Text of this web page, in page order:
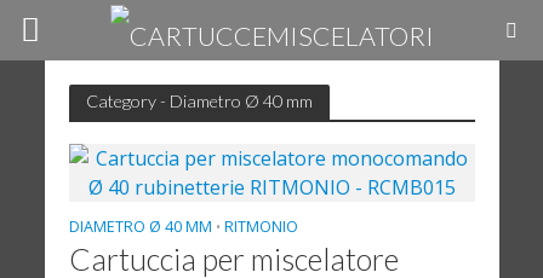
Category - Diametro Ø 40 mm
DIAMETRO Ø 40 MM • RITMONIO
Cartuccia per miscelatore